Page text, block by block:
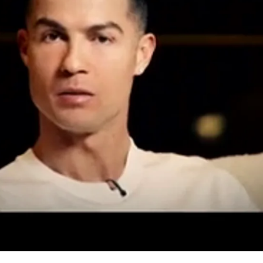
Facebook
X
la entrevista más esperada de Edu
es ya una realidad. Al menos así ha
en El Chiringuito, donde se
lunes se podrá ver en La Sexta